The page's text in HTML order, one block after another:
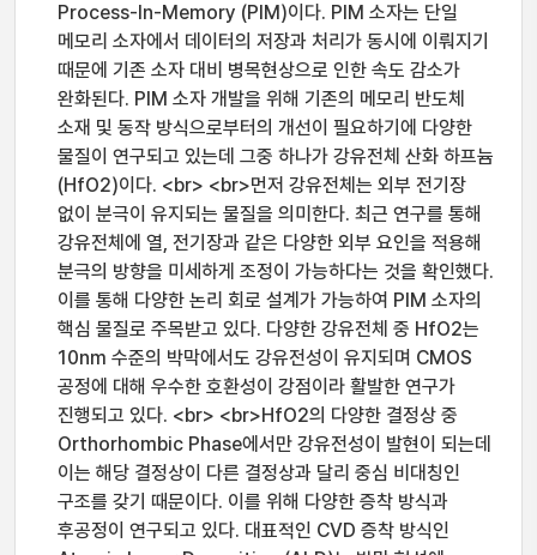
Process-In-Memory (PIM)이다. PIM 소자는 단일
메모리 소자에서 데이터의 저장과 처리가 동시에 이뤄지기
때문에 기존 소자 대비 병목현상으로 인한 속도 감소가
완화된다. PIM 소자 개발을 위해 기존의 메모리 반도체
소재 및 동작 방식으로부터의 개선이 필요하기에 다양한
물질이 연구되고 있는데 그중 하나가 강유전체 산화 하프늄
(HfO2)이다. <br> <br>먼저 강유전체는 외부 전기장
없이 분극이 유지되는 물질을 의미한다. 최근 연구를 통해
강유전체에 열, 전기장과 같은 다양한 외부 요인을 적용해
분극의 방향을 미세하게 조정이 가능하다는 것을 확인했다.
이를 통해 다양한 논리 회로 설계가 가능하여 PIM 소자의
핵심 물질로 주목받고 있다. 다양한 강유전체 중 HfO2는
10nm 수준의 박막에서도 강유전성이 유지되며 CMOS
공정에 대해 우수한 호환성이 강점이라 활발한 연구가
진행되고 있다. <br> <br>HfO2의 다양한 결정상 중
Orthorhombic Phase에서만 강유전성이 발현이 되는데
이는 해당 결정상이 다른 결정상과 달리 중심 비대칭인
구조를 갖기 때문이다. 이를 위해 다양한 증착 방식과
후공정이 연구되고 있다. 대표적인 CVD 증착 방식인